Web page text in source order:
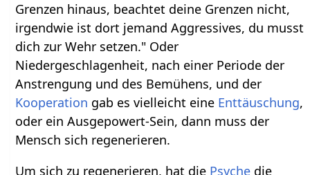
Grenzen hinaus, beachtet deine Grenzen nicht,
irgendwie ist dort jemand Aggressives, du musst
dich zur Wehr setzen." Oder
Niedergeschlagenheit, nach einer Periode der
Anstrengung und des Bemühens, und der
Kooperation gab es vielleicht eine Enttäuschung,
oder ein Ausgepowert-Sein, dann muss der
Mensch sich regenerieren.
Um sich zu regenerieren, hat die Psyche die